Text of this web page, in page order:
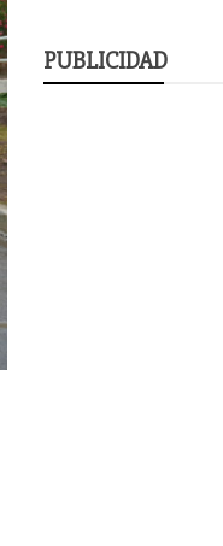
PUBLICIDAD